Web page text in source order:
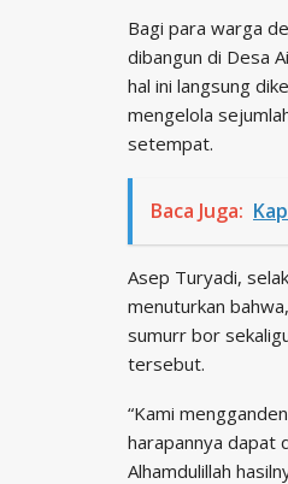
Bagi para warga
dibangun di Desa
hal ini langsung
mengelola
setempat.
Baca Juga:
Asep Turyadi,
menuturkan
sumurr bor
tersebut.
“Kami
harapannya dapat
Alhamdulillah